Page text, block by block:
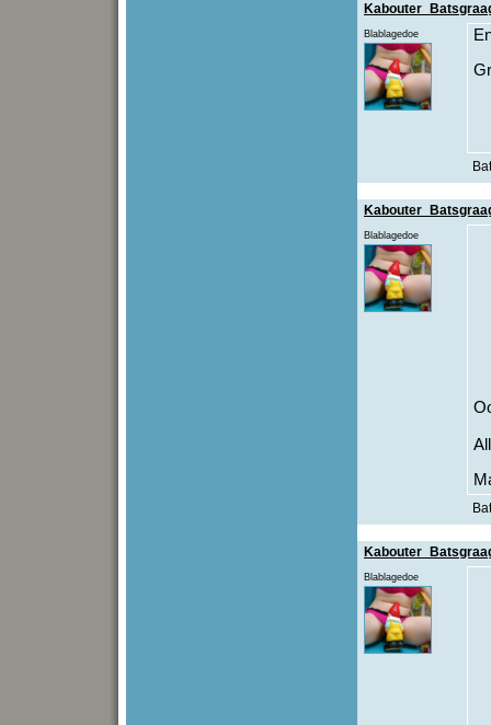
Blablagedoe
Blablagedoe
Blablagedoe